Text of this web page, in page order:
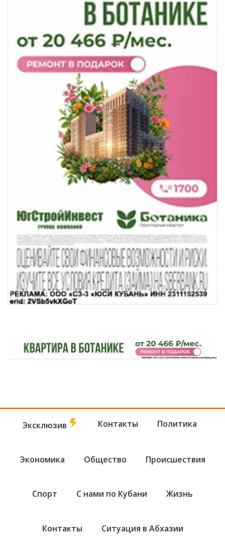
Эксклюзив Контакты Политика
Экономика Общество Происшествия
Спорт С нами по Кубани Жизнь
Контакты Ситуация в Абхазии